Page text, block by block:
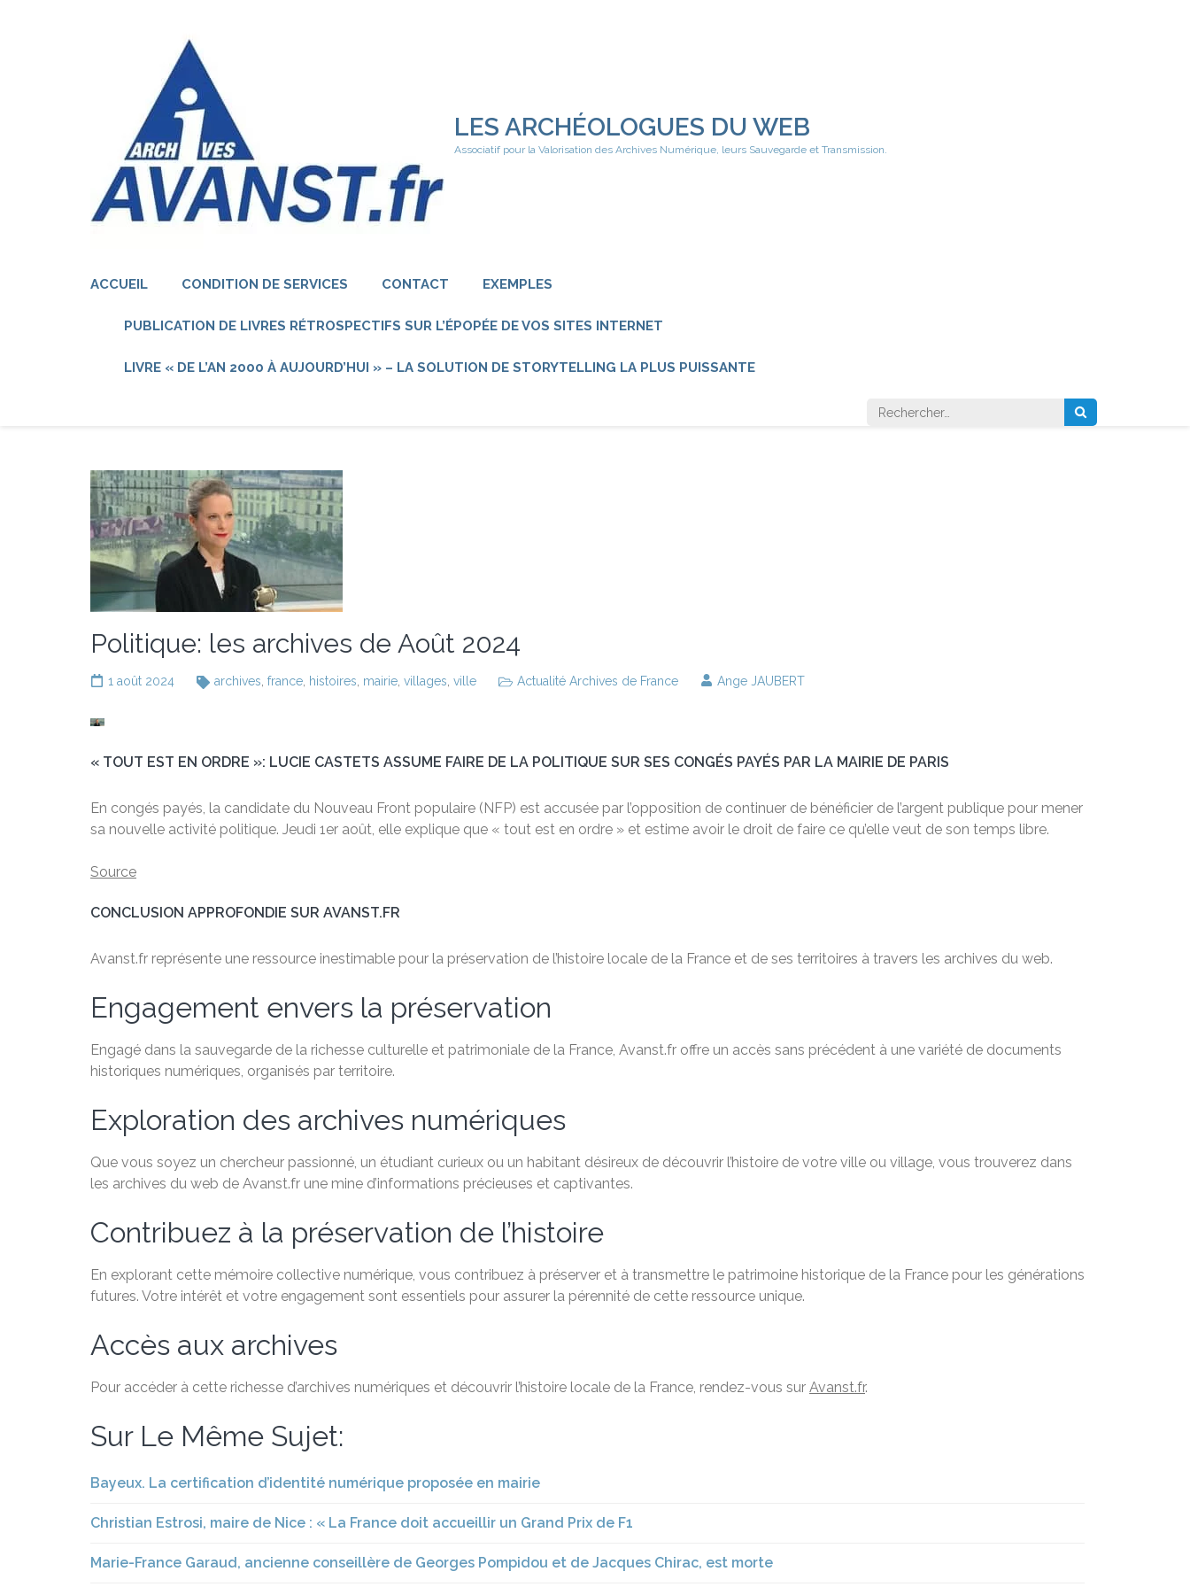
LES ARCHÉOLOGUES DU WEB
Associatif pour la Valorisation des Archives Numérique, leurs Sauvegarde et Transmission.
ACCUEIL CONDITION DE SERVICES CONTACT EXEMPLES
PUBLICATION DE LIVRES RÉTROSPECTIFS SUR L’ÉPOPÉE DE VOS SITES INTERNET
LIVRE « DE L’AN 2000 À AUJOURD’HUI » – LA SOLUTION DE STORYTELLING LA PLUS PUISSANTE
Rechercher :
Politique: les archives de Août 2024
1 août 2024 archives france histoires mairie villages ville Actualité Archives de France Ange JAUBERT
« TOUT EST EN ORDRE »: LUCIE CASTETS ASSUME FAIRE DE LA POLITIQUE SUR SES CONGÉS PAYÉS PAR LA MAIRIE DE PARIS
En congés payés, la candidate du Nouveau Front populaire (NFP) est accusée par l’opposition de continuer de bénéficier de l’argent publique pour mener
sa nouvelle activité politique. Jeudi 1er août, elle explique que « tout est en ordre » et estime avoir le droit de faire ce qu’elle veut de son temps libre.
Source
CONCLUSION APPROFONDIE SUR AVANST.FR
Avanst.fr représente une ressource inestimable pour la préservation de l’histoire locale de la France et de ses territoires à travers les archives du web.
Engagement envers la préservation
Engagé dans la sauvegarde de la richesse culturelle et patrimoniale de la France, Avanst.fr offre un accès sans précédent à une variété de documents
historiques numériques, organisés par territoire.
Exploration des archives numériques
Que vous soyez un chercheur passionné, un étudiant curieux ou un habitant désireux de découvrir l’histoire de votre ville ou village, vous trouverez dans
les archives du web de Avanst.fr une mine d’informations précieuses et captivantes.
Contribuez à la préservation de l’histoire
En explorant cette mémoire collective numérique, vous contribuez à préserver et à transmettre le patrimoine historique de la France pour les générations
futures. Votre intérêt et votre engagement sont essentiels pour assurer la pérennité de cette ressource unique.
Accès aux archives
Pour accéder à cette richesse d’archives numériques et découvrir l’histoire locale de la France, rendez-vous sur Avanst.fr.
Sur Le Même Sujet:
Bayeux. La certification d’identité numérique proposée en mairie
Christian Estrosi, maire de Nice : « La France doit accueillir un Grand Prix de F1
Marie-France Garaud, ancienne conseillère de Georges Pompidou et de Jacques Chirac, est morte